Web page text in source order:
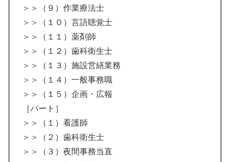
＞＞（９）作業療法士
＞＞（１０）言語聴覚士
＞＞（１１）薬剤師
＞＞（１２）歯科衛生士
＞＞（１３）施設営繕業務
＞＞（１４）一般事務職
＞＞（１５）企画・広報
［パート］
＞＞（１）看護師
＞＞（２）歯科衛生士
＞＞（３）夜間事務当直